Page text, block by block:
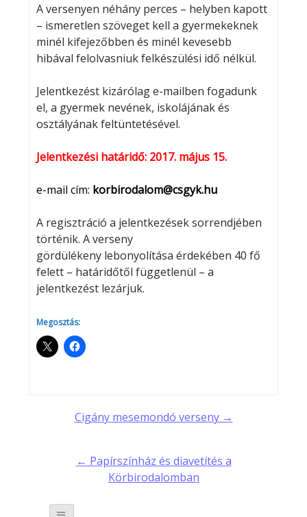
A versenyen néhány perces – helyben kapott
– ismeretlen szöveget kell a gyermekeknek
minél kifejezőbben és minél kevesebb
hibával felolvasniuk felkészülési idő nélkül.
Jelentkezést kizárólag e-mailben fogadunk
el, a gyermek nevének, iskolájának és
osztályának feltüntetésével.
Jelentkezési határidő: 2017. május 15.
e-mail cím: korbirodalom@csgyk.hu
A regisztráció a jelentkezések sorrendjében
történik. A verseny
gördülékeny lebonyolítása érdekében 40 fő
felett – határidőtől függetlenül – a
jelentkezést lezárjuk.
Megosztás:
Post
navigation
Cigány mesemondó verseny →
← Papírszínház és diavetítés a
Körbirodalomban